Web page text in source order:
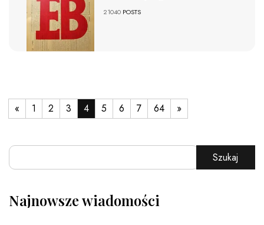
21040 POSTS
« 1 2 3 4 5 6 7 64 »
Szukaj
Najnowsze wiadomości